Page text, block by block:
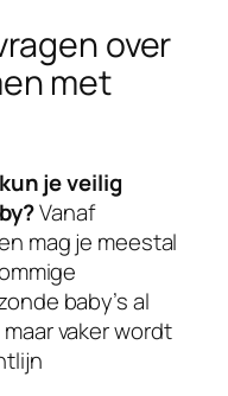
over
met
je veilig
Vanaf
mag je meestal
baby’s al
vaker wordt